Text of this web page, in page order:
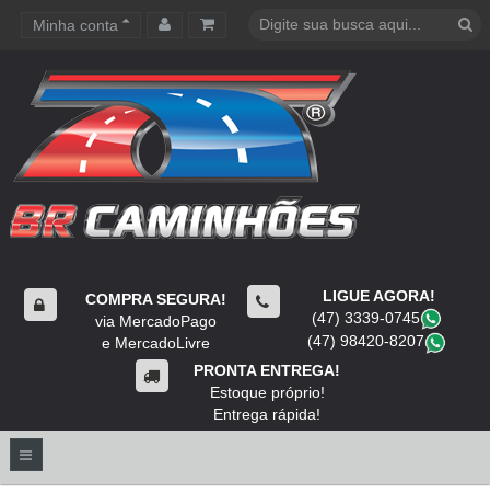
Minha conta
COMPRA SEGURA!
via MercadoPago
e MercadoLivre
LIGUE AGORA!
(47) 3339-0745
(47) 98420-8207
PRONTA ENTREGA!
Estoque próprio!
Entrega rápida!